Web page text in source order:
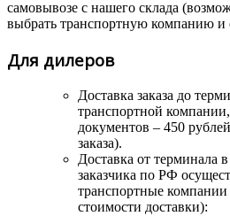
самовывозе с нашего склада
выбрать транспортную компанию и
Для дилеров
Доставка заказа до
транспортной
документов – 450
заказа).
Доставка от терминала
заказчика по РФ
транспортные
стоимости доставки):